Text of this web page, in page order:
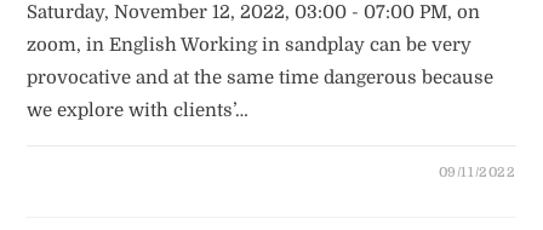
Saturday, November 12, 2022, 03:00 - 07:00 PM, on
zoom, in English Working in sandplay can be very
provocative and at the same time dangerous because
we explore with clients’…
09/11/2022